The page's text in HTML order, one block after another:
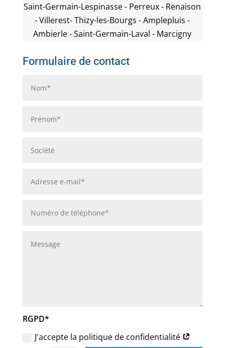
Saint-Germain-Lespinasse - Perreux - Renaison
- Villerest- Thizy-les-Bourgs - Amplepluis -
Ambierle - Saint-Germain-Laval - Marcigny
Formulaire de contact
RGPD*
J'accepte la politique de confidentialité